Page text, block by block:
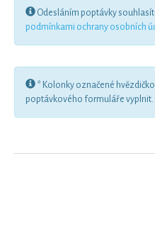
Odesláním poptávky
podmínkami ochrany osobních
* Kolonky označené
poptávkového formuláře vyplnit.